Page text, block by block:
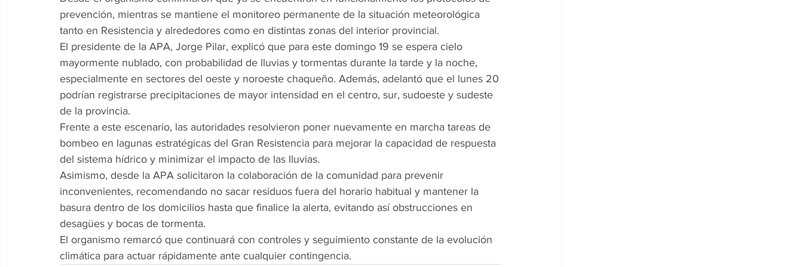
prevención, mientras se mantiene el monitoreo permanente de la situación meteorológica
tanto en Resistencia y alrededores como en distintas zonas del interior provincial.
El presidente de la APA, Jorge Pilar, explicó que para este domingo 19 se espera cielo
mayormente nublado, con probabilidad de lluvias y tormentas durante la tarde y la noche,
especialmente en sectores del oeste y noroeste chaqueño. Además, adelantó que el lunes 20
podrían registrarse precipitaciones de mayor intensidad en el centro, sur, sudoeste y sudeste
de la provincia.
Frente a este escenario, las autoridades resolvieron poner nuevamente en marcha tareas de
bombeo en lagunas estratégicas del Gran Resistencia para mejorar la capacidad de respuesta
del sistema hídrico y minimizar el impacto de las lluvias.
Asimismo, desde la APA solicitaron la colaboración de la comunidad para prevenir
inconvenientes, recomendando no sacar residuos fuera del horario habitual y mantener la
basura dentro de los domicilios hasta que finalice la alerta, evitando así obstrucciones en
desagües y bocas de tormenta.
El organismo remarcó que continuará con controles y seguimiento constante de la evolución
climática para actuar rápidamente ante cualquier contingencia.